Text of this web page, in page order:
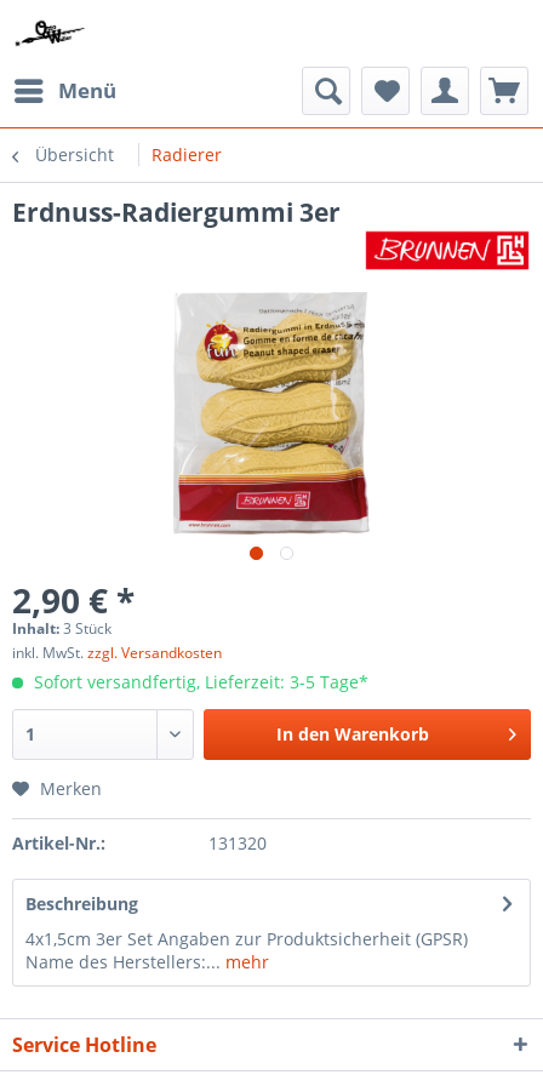
Menü
Übersicht Radierer
Erdnuss-Radiergummi 3er
2,90 € *
Inhalt:3 Stück
inkl. MwSt.zzgl. Versandkosten
Sofort versandfertig, Lieferzeit: 3-5 Tage*
In den Warenkorb
Merken
Artikel-Nr.: 131320
Beschreibung
4x1,5cm 3er Set Angaben zur Produktsicherheit (GPSR)
Name des Herstellers:... mehr
Service Hotline